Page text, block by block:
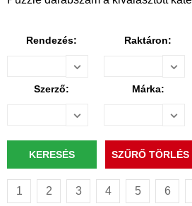
Rendezés: Raktáron:
Szerző: Márka:
1 2 3 4 5 6